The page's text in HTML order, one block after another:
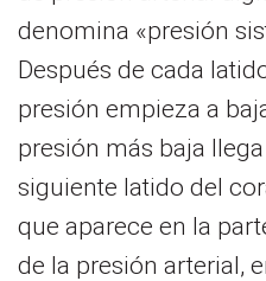
denomina «presión
Después de cada
presión empieza a
presión más baja
siguiente latido del
que aparece en la
de la presión arterial,